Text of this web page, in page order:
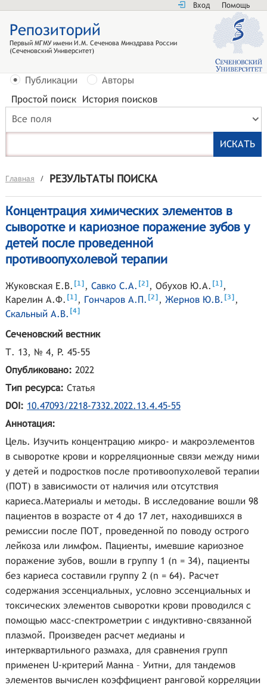
Вход Помощь
Репозиторий
Первый МГМУ имени И.М. Сеченова Минздрава России
(Сеченовский Университет)
Публикации
Авторы
Простой поиск История поисков
Все поля
Главная / РЕЗУЛЬТАТЫ ПОИСКА
Концентрация химических элементов в
сыворотке и кариозное поражение зубов у
детей после проведенной
противоопухолевой терапии
Жуковская Е.В. [1] , Савко С.А. [2] , Обухов Ю.А. [1] ,
Карелин А.Ф. [1] , Гончаров А.П. [2] , Жернов Ю.В. [3] ,
Скальный А.В. [4]
Сеченовский вестник
Т. 13, № 4, P. 45-55
Опубликовано: 2022
Тип ресурса: Статья
DOI: 10.47093/2218-7332.2022.13.4.45-55
Аннотация:
Цель. Изучить концентрацию микро- и макроэлементов
в сыворотке крови и корреляционные связи между ними
у детей и подростков после противоопухолевой терапии
(ПОТ) в зависимости от наличия или отсутствия
кариеса.Материалы и методы. В исследование вошли 98
пациентов в возрасте от 4 до 17 лет, находившихся в
ремиссии после ПОТ, проведенной по поводу острого
лейкоза или лимфом. Пациенты, имевшие кариозное
поражение зубов, вошли в группу 1 (n = 34), пациенты
без кариеса составили группу 2 (n = 64). Расчет
содержания эссенциальных, условно эссенциальных и
токсических элементов сыворотки крови проводился с
помощью масс-спектрометрии с индуктивно-связанной
плазмой. Произведен расчет медианы и
интерквартильного размаха, для сравнения групп
применен U-критерий Манна – Уитни, для тандемов
элементов вычислен коэффициент ранговой корреляции